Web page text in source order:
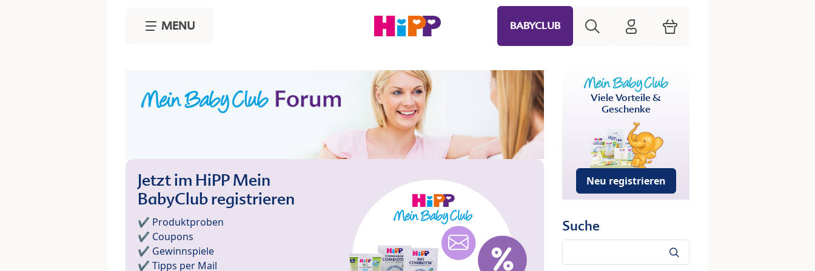
MENU BABYCLUB HiPP Mein Babyclub
Warenkorb
Jetzt im HiPP Mein
BabyClub registrieren
✔️ Produktproben
✔️ Coupons
✔️ Gewinnspiele
✔️ Tipps per Mail
Viele Vorteile &
Geschenke
Neu registrieren
Suche